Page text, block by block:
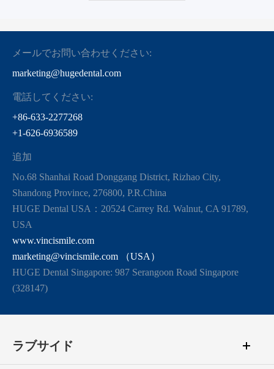
メールでお問い合わせください:
marketing@hugedental.com
電話してください:
+86-633-2277268
+1-626-6936589
追加
No.68 Shanhai Road Donggang District, Rizhao City,
Shandong Province, 276800, P.R.China
HUGE Dental USA：20524 Carrey Rd. Walnut, CA 91789,
USA
www.vincismile.com
marketing@vincismile.com （USA）
HUGE Dental Singapore: 987 Serangoon Road Singapore
(328147)
ラブサイド